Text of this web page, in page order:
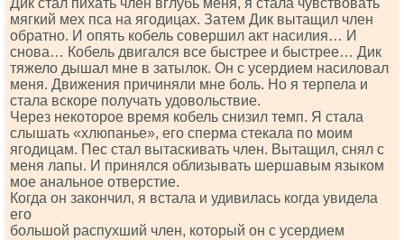
Дик стал пихать член вглубь меня, я стала чувствовать
мягкий мех пса на ягодицах. Затем Дик вытащил член
обратно. И опять кобель совершил акт насилия… И
снова… Кобель двигался все быстрее и быстрее… Дик
тяжело дышал мне в затылок. Он с усердием насиловал
меня. Движения причиняли мне боль. Но я терпела и
стала вскоре получать удовольствие.
Через некоторое время кобель снизил темп. Я стала
слышать «хлюпанье», его сперма стекала по моим
ягодицам. Пес стал вытаскивать член. Вытащил, снял с
меня лапы. И принялся облизывать шершавым языком
мое анальное отверстие.
Когда он закончил, я встала и удивилась когда увидела
его
большой распухший член, который он с усердием